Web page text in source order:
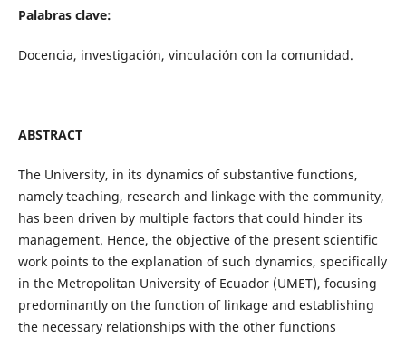
Palabras clave:
Docencia, investigación, vinculación con la comunidad.
ABSTRACT
The University, in its dynamics of substantive functions,
namely teaching, research and linkage with the community,
has been driven by multiple factors that could hinder its
management. Hence, the objective of the present scientific
work points to the explanation of such dynamics, specifically
in the Metropolitan University of Ecuador (UMET), focusing
predominantly on the function of linkage and establishing
the necessary relationships with the other functions